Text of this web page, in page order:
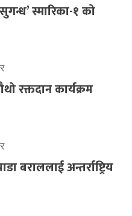
स्मारिका-१ को
रक्तदान कार्यक्रम
बराललाई अन्तर्राष्ट्रिय